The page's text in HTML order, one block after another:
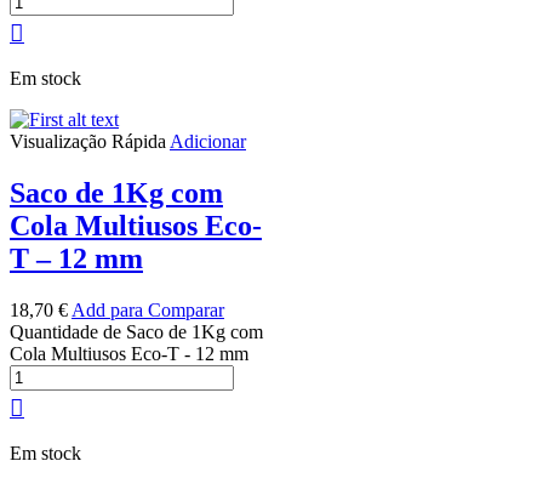
Em stock
Visualização Rápida Adicionar
Saco de 1Kg com
Cola Multiusos Eco-
T – 12 mm
18,70 € Add para Comparar
Quantidade de Saco de 1Kg com
Cola Multiusos Eco-T - 12 mm
Em stock